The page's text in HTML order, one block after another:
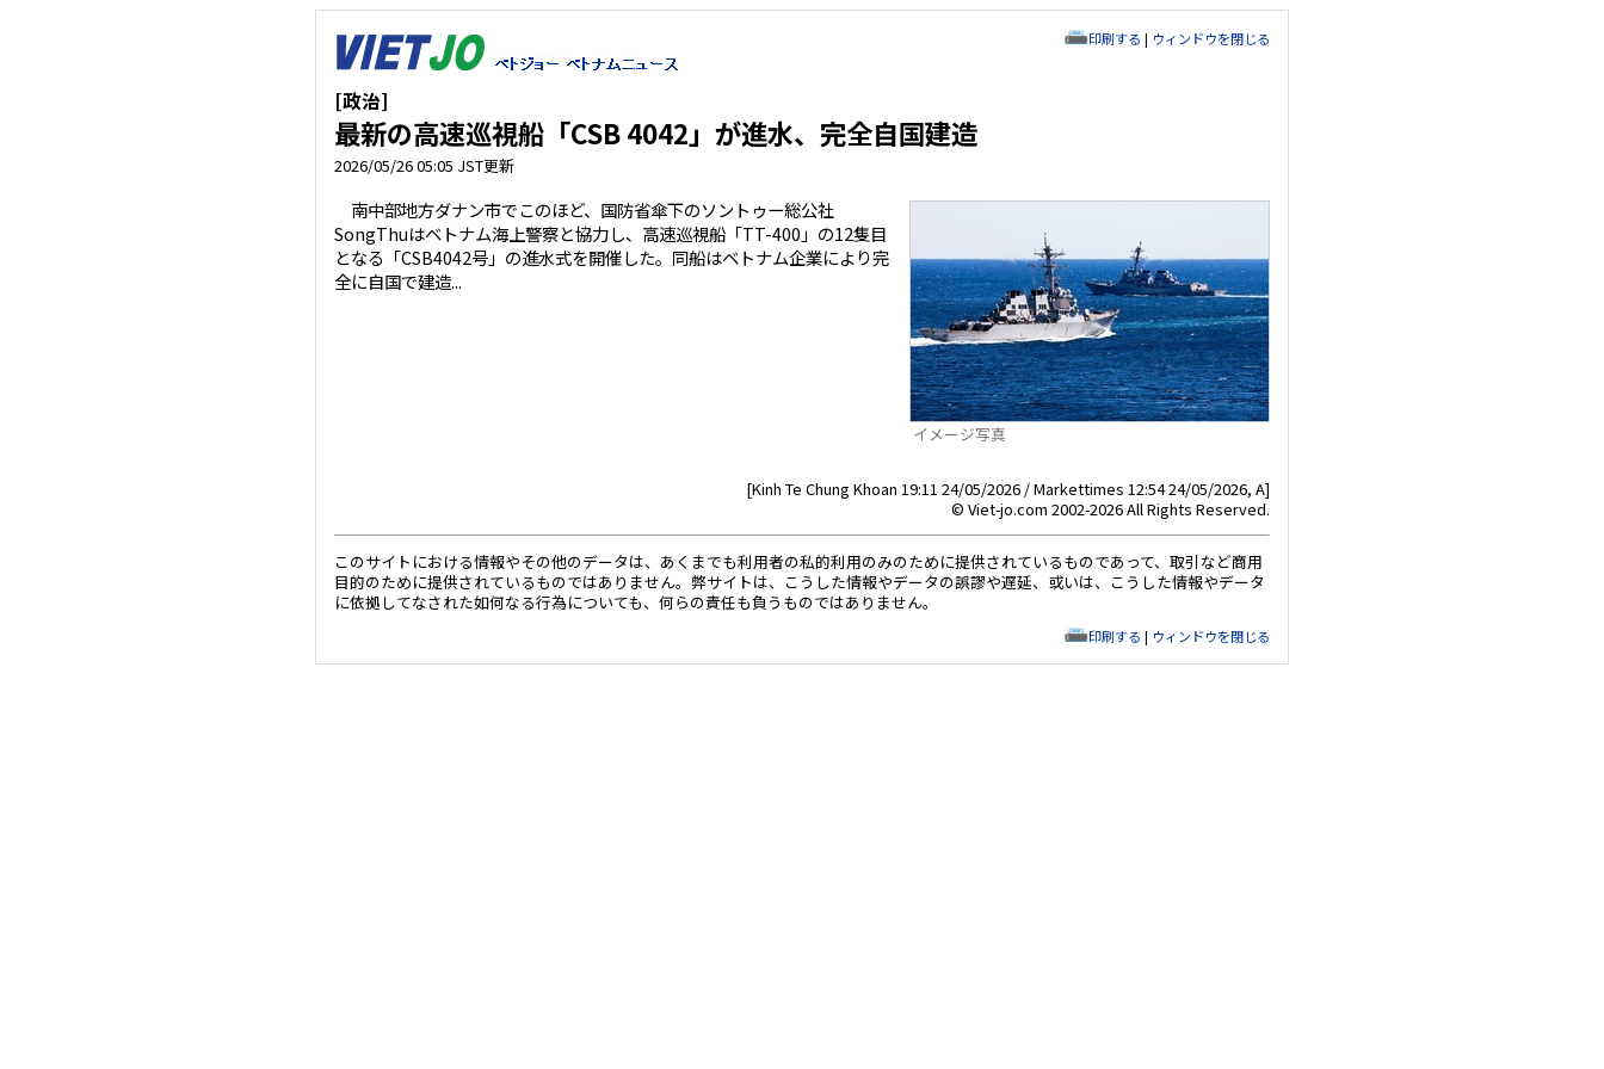
印刷する | ウィンドウを閉じる
[政治]
最新の高速巡視船「CSB 4042」が進水、完全自国建造
2026/05/26 05:05 JST更新
イメージ写真
南中部地方ダナン市でこのほど、国防省傘下のソントゥー総公社
SongThuはベトナム海上警察と協力し、高速巡視船「TT-400」の12隻目
となる「CSB4042号」の進水式を開催した。同船はベトナム企業により完
全に自国で建造...
[Kinh Te Chung Khoan 19:11 24/05/2026 / Markettimes 12:54 24/05/2026, A]
© Viet-jo.com 2002-2026 All Rights Reserved.
このサイトにおける情報やその他のデータは、あくまでも利用者の私的利用のみのために提供されているものであって、取引など商用
目的のために提供されているものではありません。弊サイトは、こうした情報やデータの誤謬や遅延、或いは、こうした情報やデータ
に依拠してなされた如何なる行為についても、何らの責任も負うものではありません。
印刷する | ウィンドウを閉じる